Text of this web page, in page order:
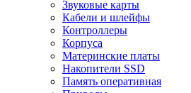
Звуковые карты
Кабели и шлейфы
Контроллеры
Корпуса
Материнские платы
Накопители SSD
Память оперативная